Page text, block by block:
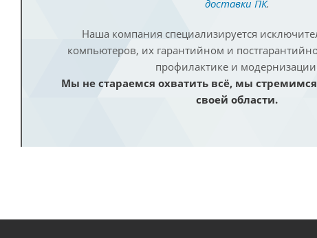
доставки ПК.
Наша компания специализируется
компьютеров, их гарантийном и
профилактике и
Мы не стараемся охватить всё, мы
своей области.